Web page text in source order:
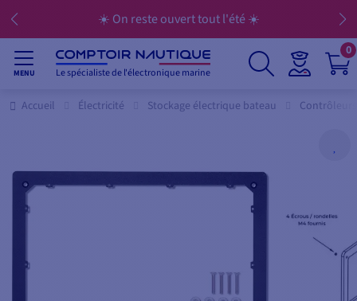
☀️ On reste ouvert tout l'été ☀️
MENU Le spécialiste de l'électronique marine
0
Accueil Électricité Stockage électrique bateau